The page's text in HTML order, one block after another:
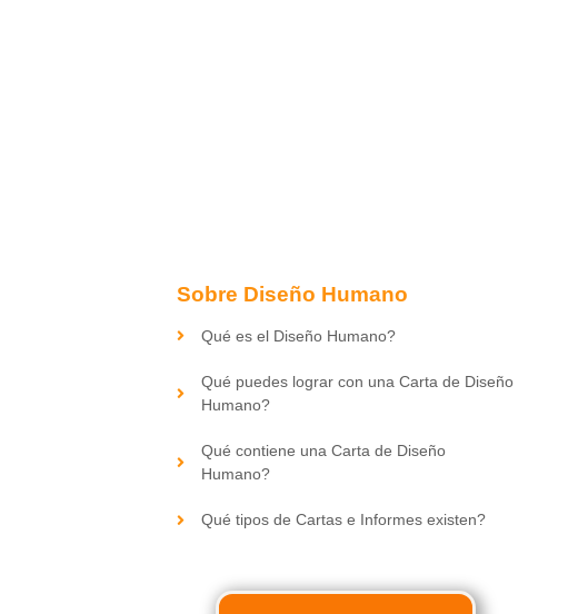
Sobre Diseño Humano
Qué es el Diseño Humano?
Qué puedes lograr con una Carta de Diseño
Humano?
Qué contiene una Carta de Diseño
Humano?
Qué tipos de Cartas e Informes existen?